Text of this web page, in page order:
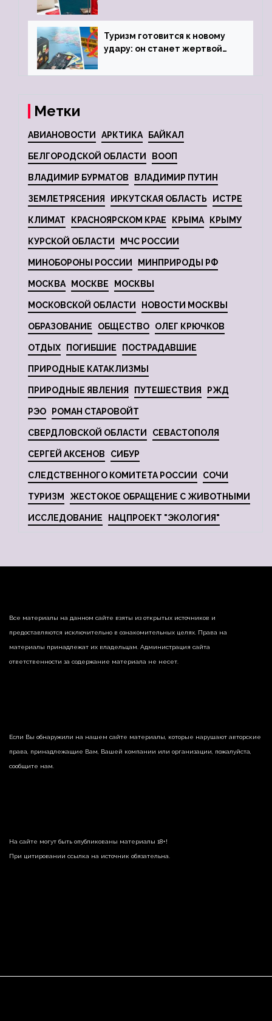
Туризм готовится к новому
удару: он станет жертвой
Метки
АВИАНОВОСТИ АРКТИКА БАЙКАЛ
БЕЛГОРОДСКОЙ ОБЛАСТИ ВООП
ВЛАДИМИР БУРМАТОВ ВЛАДИМИР ПУТИН
ЗЕМЛЕТРЯСЕНИЯ ИРКУТСКАЯ ОБЛАСТЬ ИСТРЕ
КЛИМАТ КРАСНОЯРСКОМ КРАЕ КРЫМА КРЫМУ
КУРСКОЙ ОБЛАСТИ МЧС РОССИИ
МИНОБОРОНЫ РОССИИ МИНПРИРОДЫ РФ
МОСКВА МОСКВЕ МОСКВЫ
МОСКОВСКОЙ ОБЛАСТИ НОВОСТИ МОСКВЫ
ОБРАЗОВАНИЕ ОБЩЕСТВО ОЛЕГ КРЮЧКОВ
ОТДЫХ ПОГИБШИЕ ПОСТРАДАВШИЕ
ПРИРОДНЫЕ КАТАКЛИЗМЫ
ПРИРОДНЫЕ ЯВЛЕНИЯ ПУТЕШЕСТВИЯ РЖД
РЭО РОМАН СТАРОВОЙТ
СВЕРДЛОВСКОЙ ОБЛАСТИ СЕВАСТОПОЛЯ
СЕРГЕЙ АКСЕНОВ СИБУР
СЛЕДСТВЕННОГО КОМИТЕТА РОССИИ СОЧИ
ТУРИЗМ ЖЕСТОКОЕ ОБРАЩЕНИЕ С ЖИВОТНЫМИ
ИССЛЕДОВАНИЕ НАЦПРОЕКТ "ЭКОЛОГИЯ"
Все материалы на данном сайте взяты из открытых источников и
предоставляются исключительно в ознакомительных целях. Права на
материалы принадлежат их владельцам. Администрация сайта
ответственности за содержание материала не несет.
Если Вы обнаружили на нашем сайте материалы, которые нарушают авторские
права, принадлежащие Вам, Вашей компании или организации, пожалуйста,
сообщите нам.
На сайте могут быть опубликованы материалы 18+!
При цитировании ссылка на источник обязательна.